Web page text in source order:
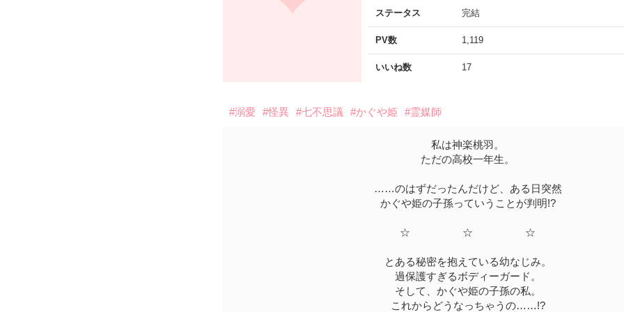
ステータス 完結
PV数 1,119
いいね数 17
#溺愛 #怪異 #七不思議 #かぐや姫 #霊媒師
私は神楽桃羽。
ただの高校一年生。
……のはずだったんだけど、ある日突然
かぐや姫の子孫っていうことが判明!?
☆ ☆ ☆
とある秘密を抱えている幼なじみ。
過保護すぎるボディーガード。
そして、かぐや姫の子孫の私。
これからどうなっちゃうの……!?